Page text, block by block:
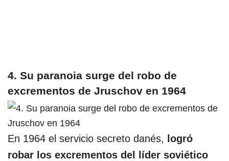
4. Su paranoia surge del robo de
excrementos de Jruschov en 1964
En 1964 el servicio secreto danés,
logró
robar los excrementos del líder soviético